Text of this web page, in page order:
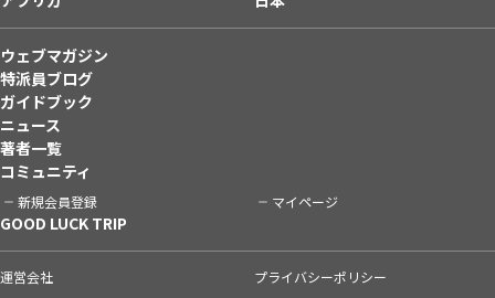
ウェブマガジン
特派員ブログ
ガイドブック
ニュース
著者一覧
コミュニティ
新規会員登録 マイページ
GOOD LUCK TRIP
運営会社
プライバシーポリシー